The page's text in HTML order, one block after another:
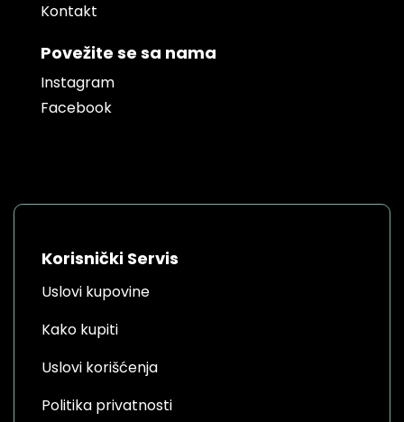
Kontakt
Povežite se sa nama
Instagram
Facebook
Korisnički Servis
Uslovi kupovine
Kako kupiti
Uslovi korišćenja
Politika privatnosti